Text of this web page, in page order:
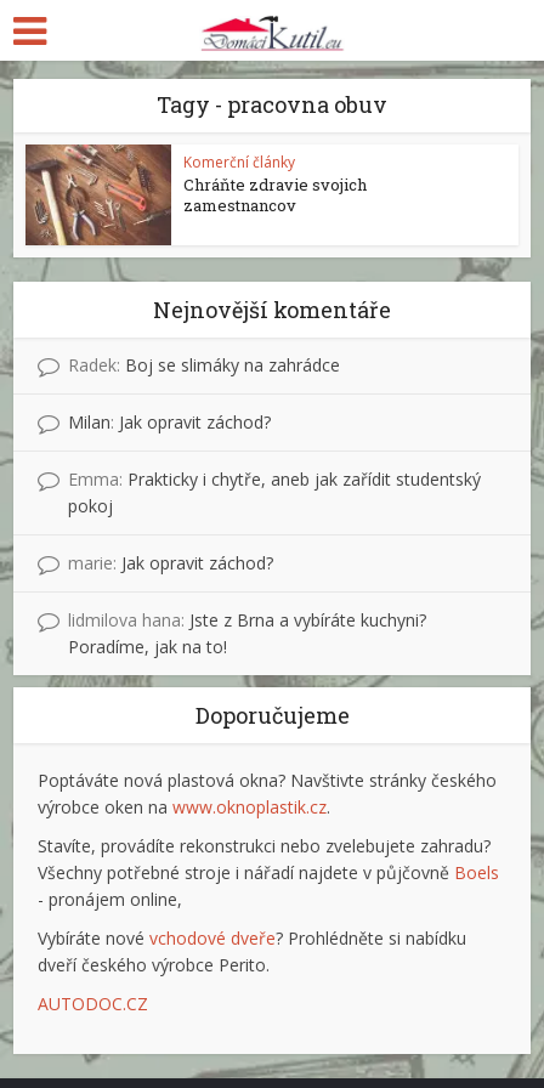
Tagy - pracovna obuv
Komerční články
Chráňte zdravie svojich
zamestnancov
Nejnovější komentáře
Radek: Boj se slimáky na zahrádce
Milan: Jak opravit záchod?
Emma: Prakticky i chytře, aneb jak zařídit studentský
pokoj
marie: Jak opravit záchod?
lidmilova hana: Jste z Brna a vybíráte kuchyni?
Poradíme, jak na to!
Doporučujeme
Poptáváte nová plastová okna? Navštivte stránky českého
výrobce oken nawww.oknoplastik.cz.
Stavíte, provádíte rekonstrukci nebo zvelebujete zahradu?
Všechny potřebné stroje i nářadí najdete v půjčovně Boels
- pronájem online,
Vybíráte novévchodové dveře? Prohlédněte si nabídku
dveří českého výrobce Perito.
AUTODOC.CZ